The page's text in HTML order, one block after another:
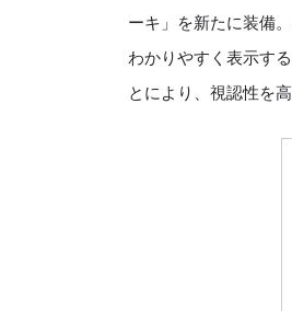
ーキ」を新たに装備
わかりやすく表示す
とにより、視認性を高